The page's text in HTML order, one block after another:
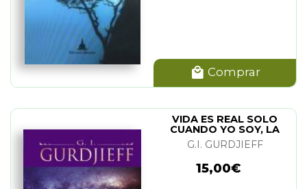
Comprar
VIDA ES REAL SOLO
CUANDO YO SOY, LA
G.I. GURDJIEFF
15,00€